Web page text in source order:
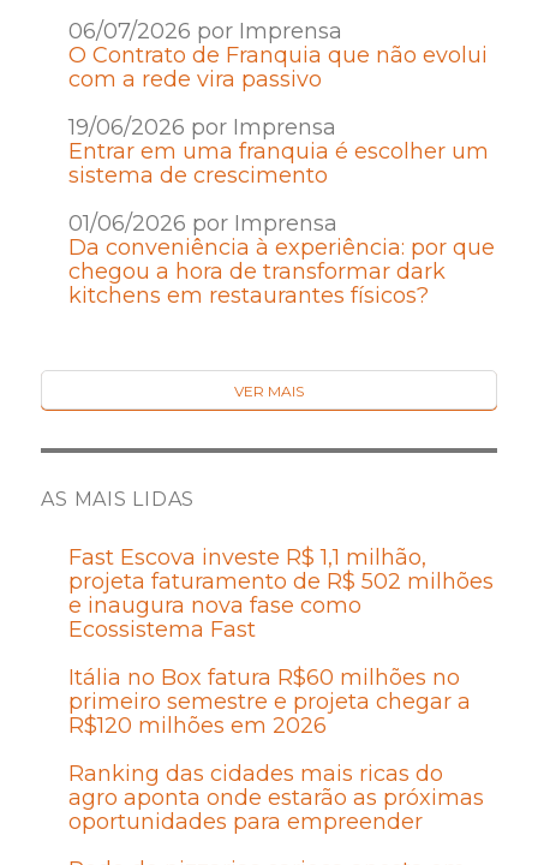
06/07/2026 por Imprensa
O Contrato de Franquia que não evolui
com a rede vira passivo
19/06/2026 por Imprensa
Entrar em uma franquia é escolher um
sistema de crescimento
01/06/2026 por Imprensa
Da conveniência à experiência: por que
chegou a hora de transformar dark
kitchens em restaurantes físicos?
VER MAIS
AS MAIS LIDAS
Fast Escova investe R$ 1,1 milhão,
projeta faturamento de R$ 502 milhões
e inaugura nova fase como
Ecossistema Fast
Itália no Box fatura R$60 milhões no
primeiro semestre e projeta chegar a
R$120 milhões em 2026
Ranking das cidades mais ricas do
agro aponta onde estarão as próximas
oportunidades para empreender